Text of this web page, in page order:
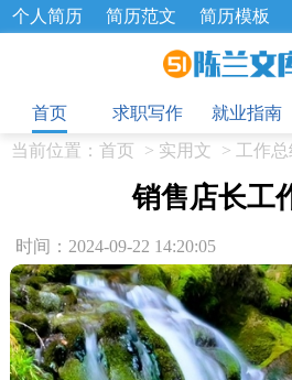
个人简历 简历范文 简历模板
招聘选拔 绩效考核
工作总结
辞职报告
首页
求职写作 就业指南
当前位置： 首页 > 实用文 > 工作总
销售店长工
时间：2024-09-22 14:20:05